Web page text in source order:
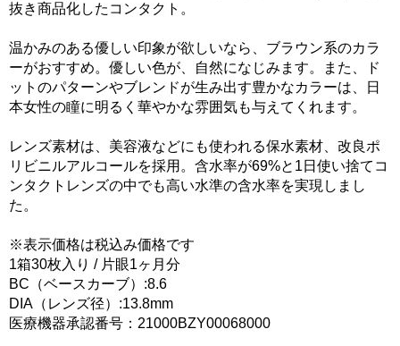
抜き商品化したコンタクト。
温かみのある優しい印象が欲しいなら、ブラウン系のカラ
ーがおすすめ。優しい色が、自然になじみます。また、ド
ットのパターンやブレンドが生み出す豊かなカラーは、日
本女性の瞳に明るく華やかな雰囲気も与えてくれます。
レンズ素材は、美容液などにも使われる保水素材、改良ポ
リビニルアルコールを採用。含水率が69%と1日使い捨てコ
ンタクトレンズの中でも高い水準の含水率を実現しまし
た。
※表示価格は税込み価格です
1箱30枚入り / 片眼1ヶ月分
BC（ベースカーブ）:8.6
DIA（レンズ径）:13.8mm
医療機器承認番号：21000BZY00068000